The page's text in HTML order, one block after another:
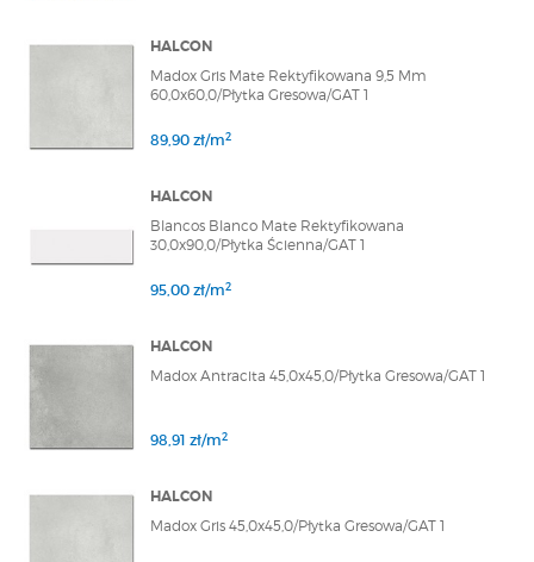
HALCON
Madox Gris Mate Rektyfikowana 9,5 Mm
60,0x60,0/Płytka Gresowa/GAT 1
89,90 zł/m2
HALCON
Blancos Blanco Mate Rektyfikowana
30,0x90,0/Płytka Ścienna/GAT 1
95,00 zł/m2
HALCON
Madox Antracita 45,0x45,0/Płytka Gresowa/GAT 1
98,91 zł/m2
HALCON
Madox Gris 45,0x45,0/Płytka Gresowa/GAT 1